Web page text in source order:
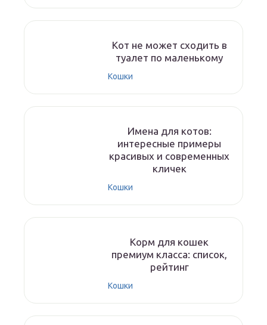
Кот не может сходить в
туалет по маленькому
Кошки
Имена для котов:
интересные примеры
красивых и современных
кличек
Кошки
Корм для кошек
премиум класса: список,
рейтинг
Кошки